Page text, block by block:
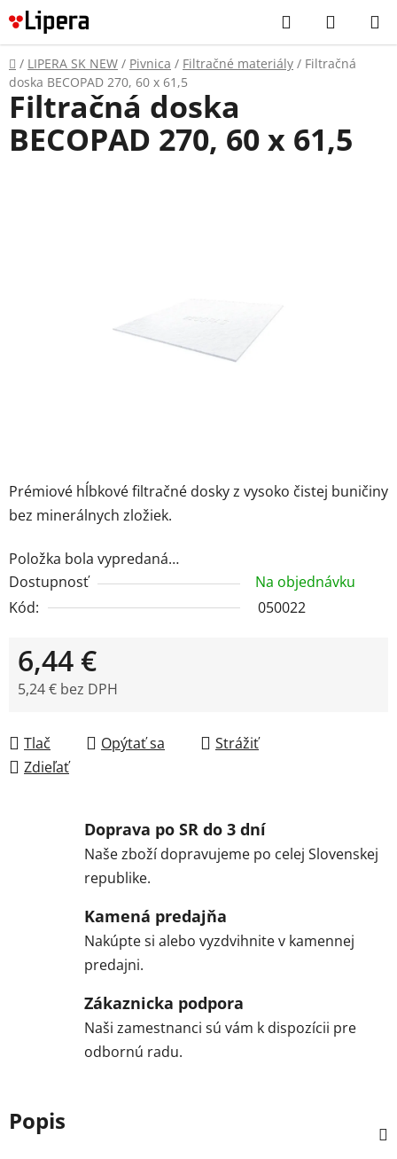
Prejsť
na
obsah
Hľadať
KOŠÍK
Domov
/ LIPERA SK NEW / Pivnica / Filtračné materiály / Filtračná
doska BECOPAD 270, 60 x 61,5
Prémiové hĺbkové filtračné dosky z vysoko čistej buničiny
bez minerálnych zložiek.
Položka bola vypredaná…
Dostupnosť
Na objednávku
Kód:
050022
6,44 €
5,24 € bez DPH
Tlač
Opýtať sa
Strážiť
Zdieľať
Filtračná doska
BECOPAD 270, 60 x 61,5
Doprava po SR do 3 dní
Naše zboží dopravujeme po celej Slovenskej
republike.
Kamená predajňa
Nakúpte si alebo vyzdvihnite v kamennej
predajni.
Zákaznicka podpora
Naši zamestnanci sú vám k dispozícii pre
odbornú radu.
Popis